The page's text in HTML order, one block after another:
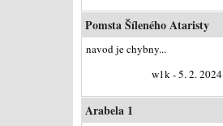
Pomsta Šíleného Ataristy
navod je chybny...
w1k - 5. 2. 2024
Arabela 1